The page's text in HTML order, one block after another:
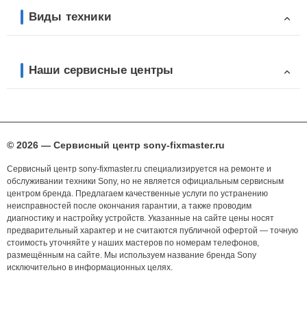
Виды техники
Наши сервисные центры
© 2026 — Сервисный центр sony-fixmaster.ru
Сервисный центр sony-fixmaster.ru специализируется на ремонте и
обслуживании техники Sony, но не является официальным сервисным
центром бренда. Предлагаем качественные услуги по устранению
неисправностей после окончания гарантии, а также проводим
диагностику и настройку устройств. Указанные на сайте цены носят
предварительный характер и не считаются публичной офертой — точную
стоимость уточняйте у наших мастеров по номерам телефонов,
размещённым на сайте. Мы используем название бренда Sony
исключительно в информационных целях.